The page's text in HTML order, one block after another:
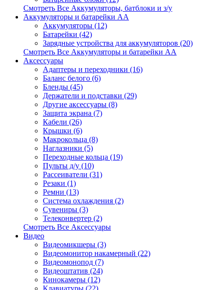
Смотреть Все Аккумуляторы, батблоки и з/у
Аккумуляторы и батарейки AA
Аккумуляторы (12)
Батарейки (42)
Зарядные устройства для аккумуляторов (20)
Смотреть Все Аккумуляторы и батарейки AA
Аксессуары
Адаптеры и переходники (16)
Баланс белого (6)
Бленды (45)
Держатели и подставки (29)
Другие аксессуары (8)
Защита экрана (7)
Кабели (26)
Крышки (6)
Макрокольца (8)
Наглазники (5)
Переходные кольца (19)
Пульты д/у (10)
Рассеиватели (31)
Резаки (1)
Ремни (13)
Система охлаждения (2)
Сувениры (3)
Телеконвертер (2)
Смотреть Все Аксессуары
Видео
Видеомикшеры (3)
Видеомонитор накамерный (22)
Видеомонопод (7)
Видеоштатив (24)
Кинокамеры (12)
Клавиатуры (22)